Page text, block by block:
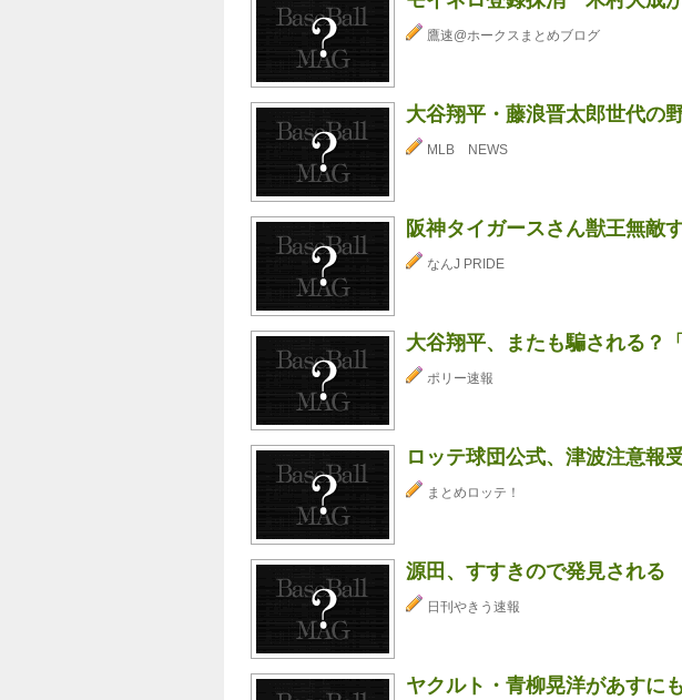
鷹速@ホークスまとめブログ
大谷翔平・藤浪晋太郎世代の
MLB NEWS
阪神タイガースさん獣王無敵
なんJ PRIDE
大谷翔平、またも騙される？
ポリー速報
ロッテ球団公式、津波注意報
まとめロッテ！
源田、すすきので発見される
日刊やきう速報
ヤクルト・青柳晃洋があす